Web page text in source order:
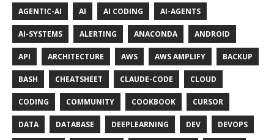
AGENTIC-AI AI AI CODING AI-AGENTS
AI-SYSTEMS ALERTING ANACONDA ANDROID
API ARCHITECTURE AWS AWS AMPLIFY BACKUP
BASH CHEATSHEET CLAUDE-CODE CLOUD
CODING COMMUNITY COOKBOOK CURSOR
DATA DATABASE DEEPLEARNING DEV DEVOPS